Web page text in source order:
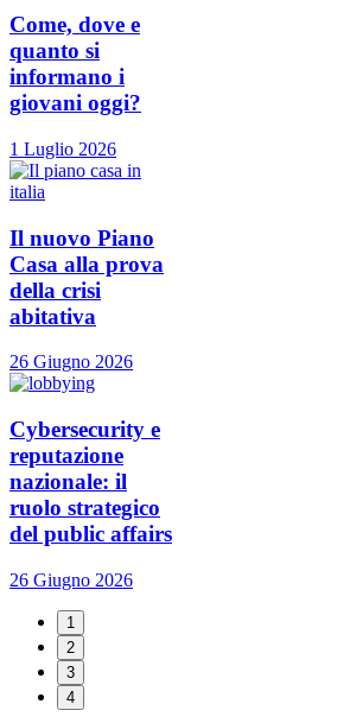
Come, dove e
quanto si
informano i
giovani oggi?
1 Luglio 2026
Il nuovo Piano
Casa alla prova
della crisi
abitativa
26 Giugno 2026
Cybersecurity e
reputazione
nazionale: il
ruolo strategico
del public affairs
26 Giugno 2026
1
2
3
4